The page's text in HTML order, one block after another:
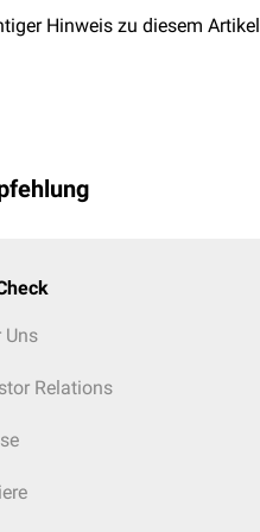
Hinweis zu diesem Artikel
Uns
Relations